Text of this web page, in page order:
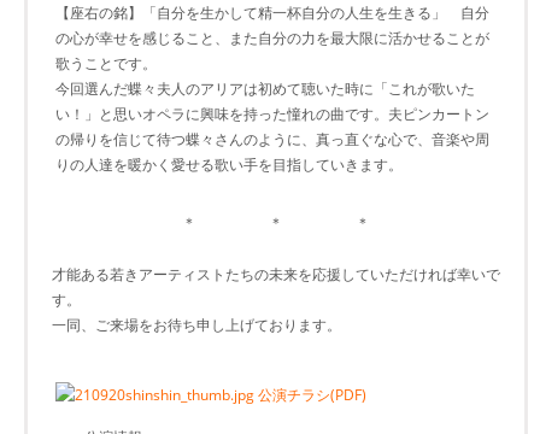
【座右の銘】「自分を生かして精一杯自分の人生を生きる」 自分
の心が幸せを感じること、また自分の力を最大限に活かせることが
歌うことです。
今回選んだ蝶々夫人のアリアは初めて聴いた時に「これが歌いた
い！」と思いオペラに興味を持った憧れの曲です。夫ピンカートン
の帰りを信じて待つ蝶々さんのように、真っ直ぐな心で、音楽や周
りの人達を暖かく愛せる歌い手を目指していきます。
＊ ＊ ＊
才能ある若きアーティストたちの未来を応援していただければ幸いで
す。
一同、ご来場をお待ち申し上げております。
公演チラシ(PDF)